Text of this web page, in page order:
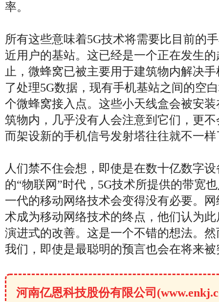
率。
所有这些意味着5G技术将需要比目前的
近用户的基站。这已经是一个正在发生
止，微蜂窝已被主要用于建筑物内解决
了处理5G数据，现有手机基站之间的空
个微蜂窝接入点。这些小天线盒会被安
筑物内，几乎没有人会注意到它们，更
而架设新的手机信号发射塔往往就不一样
人们禁不住会想，即使是在数十亿数字
的“物联网”时代，5G技术所提供的带宽
一代的移动网络技术会变得没有必要。
术成为移动网络技术的终点，他们认为
演进式的改善。这是一个不错的想法。
我们，即使是最聪明的预言也会在将来被
河南亿恩科技股份有限公司